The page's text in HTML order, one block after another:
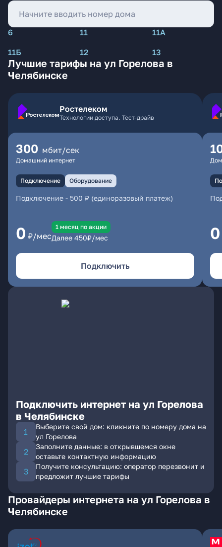
6 11
11А
11Б
12 13
Лучшие тарифы на ул Горелова в
Челябинске
Ростелеком
Технологии доступа. Тест-драйв
300 мбит/сек
Домашний интернет
Подключение Оборудование
Подключение - 500 ₽ (единоразовый платеж)
0 ₽/мес
1 месяц по акции
Далее 450₽/мес
Подключить
0
Подключить интернет на ул Горелова
в Челябинске
Выберите свой дом: кликните по номеру дома на
ул Горелова
Заполните данные: в открывшемся окне
оставьте контактную информацию
Получите консультацию: оператор перезвонит и
предложит лучшие тарифы
Провайдеры интернета на ул Горелова в
Челябинске